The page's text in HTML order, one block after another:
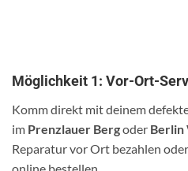
Möglichkeit 1: Vor-Ort-
Komm direkt mit deinem
im Prenzlauer Bergoder Berlin
Reparatur vor Ort bezahlen